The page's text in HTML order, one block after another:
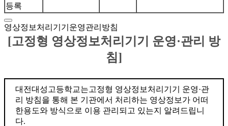
등록
영상정보처리기기운영관리방침
[고정형 영상정보처리기기 운영·관리 방
침]
대전대성고등학교는고정형 영상정보처리기기 운영·관
리 방침을 통해 본 기관에서 처리하는 영상정보가 어떠
한용도와 방식으로 이용 관리되고 있는지 알려드립니
다.